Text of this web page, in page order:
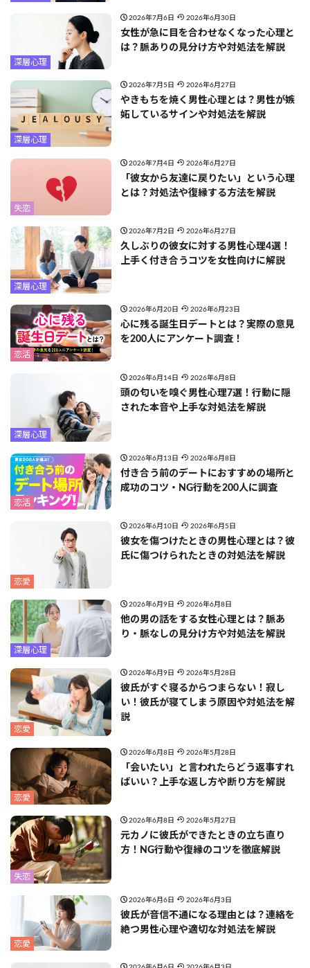
深層心理
2026年7月6日 2026年6月30日
女性が急に目を合わせなくなった心理と
は？脈ありの見分け方や対処法を解説
深層心理
2026年7月5日 2026年6月27日
やきもちを焼く男性心理とは？男性が嫉
妬しているサインや対処法を解説
失恋
2026年7月4日 2026年6月27日
「彼女から友達に戻りたい」という心理
とは？対処法や復縁する方法を解説
深層心理
2026年7月2日 2026年6月27日
久しぶりの彼女に対する男性心理4選！
上手く付き合うコツを女性向けに解説
恋活
2026年6月20日 2026年6月23日
心に残る誕生日デートとは？実際の意見
を200人にアンケート調査！
深層心理
2026年6月14日 2026年6月8日
頭の匂いを嗅ぐ男性心理7選！行動に隠
された本音や上手な対処法を解説
恋活
2026年6月13日 2026年6月8日
付き合う前のデートにおすすめの場所と
成功のコツ・NG行動を200人に調査
恋愛
2026年6月10日 2026年6月5日
彼女を傷つけたときの男性心理とは？彼
氏に傷つけられたときの対処法を解説
深層心理
2026年6月9日 2026年6月8日
他の男の話をする女性心理とは？脈あ
り・脈なしの見分け方や対処法を解説
恋愛
2026年6月9日 2026年5月28日
彼氏がすぐ寝るからつまらない！寂し
い！彼氏が寝てしまう原因や対処法を解
説
恋愛
2026年6月8日 2026年5月28日
「会いたい」と言われたらどう返事すれ
ばいい？上手な返し方や断り方を解説
失恋
2026年6月8日 2026年5月27日
元カノに彼氏ができたときの立ち直り
方！NG行動や復縁のコツを徹底解説
恋愛
2026年6月6日 2026年6月3日
彼氏が音信不通になる理由とは？連絡を
絶つ男性心理や適切な対処法を解説